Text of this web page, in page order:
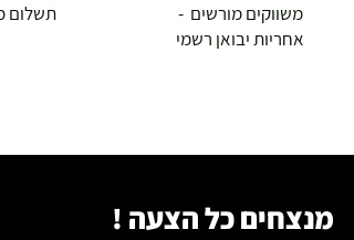
תשלום
משווקים מורשים -
אחריות יבואן רשמי
מנצחים כל הצעה !